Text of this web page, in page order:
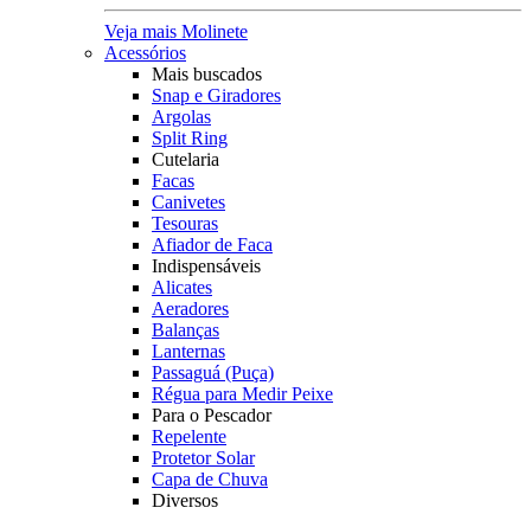
Veja mais Molinete
Acessórios
Mais buscados
Snap e Giradores
Argolas
Split Ring
Cutelaria
Facas
Canivetes
Tesouras
Afiador de Faca
Indispensáveis
Alicates
Aeradores
Balanças
Lanternas
Passaguá (Puça)
Régua para Medir Peixe
Para o Pescador
Repelente
Protetor Solar
Capa de Chuva
Diversos